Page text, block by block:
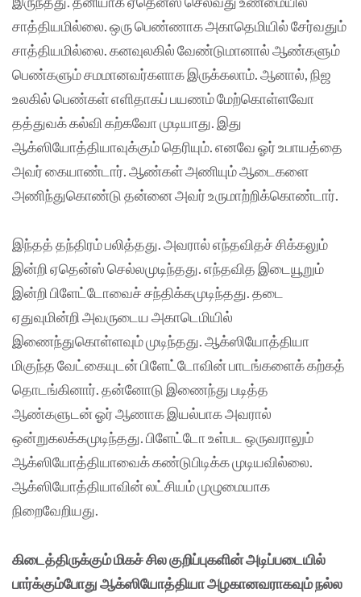
சாத்தியமில்லை. ஒரு பெண்ணாக அகாதெமியில் சேர்வதும்
சாத்தியமில்லை. கனவுலகில் வேண்டுமானால் ஆண்களும்
பெண்களும் சமமானவர்களாக இருக்கலாம். ஆனால், நிஜ
உலகில் பெண்கள் எளிதாகப் பயணம் மேற்கொள்ளவோ
தத்துவக் கல்வி கற்கவோ முடியாது. இது
ஆக்ஸியோத்தியாவுக்கும் தெரியும். எனவே ஓர் உபாயத்தை
அவர் கையாண்டார். ஆண்கள் அணியும் ஆடைகளை
அணிந்துகொண்டு தன்னை அவர் உருமாற்றிக்கொண்டார்.
இந்தத் தந்திரம் பலித்தது. அவரால் எந்தவிதச் சிக்கலும்
இன்றி ஏதென்ஸ் செல்லமுடிந்தது. எந்தவித இடையூறும்
இன்றி பிளேட்டோவைச் சந்திக்கமுடிந்தது. தடை
ஏதுவுமின்றி அவருடைய அகாடெமியில்
இணைந்துகொள்ளவும் முடிந்தது. ஆக்ஸியோத்தியா
மிகுந்த வேட்கையுடன் பிளேட்டோவின் பாடங்களைக் கற்கத்
தொடங்கினார். தன்னோடு இணைந்து படித்த
ஆண்களுடன் ஓர் ஆணாக இயல்பாக அவரால்
ஒன்றுகலக்கமுடிந்தது. பிளேட்டோ உள்பட ஒருவராலும்
ஆக்ஸியோத்தியாவைக் கண்டுபிடிக்க முடியவில்லை.
ஆக்ஸியோத்தியாவின் லட்சியம் முழுமையாக
நிறைவேறியது.
கிடைத்திருக்கும் மிகச் சில குறிப்புகளின் அடிப்படையில்
பார்க்கும்போது ஆக்ஸியோத்தியா அழகானவராகவும் நல்ல